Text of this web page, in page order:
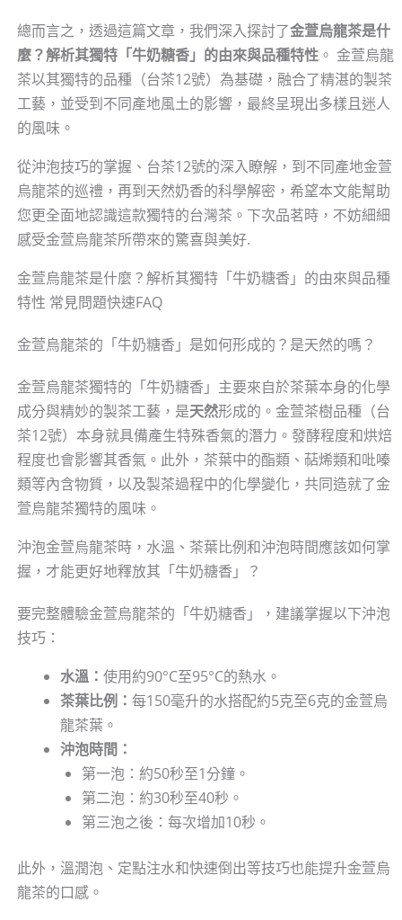
總而言之，透過這篇文章，我們深入探討了金萱烏龍茶是什
麼？解析其獨特「牛奶糖香」的由來與品種特性。 金萱烏龍
茶以其獨特的品種（台茶12號）為基礎，融合了精湛的製茶
工藝，並受到不同產地風土的影響，最終呈現出多樣且迷人
的風味。
從沖泡技巧的掌握、台茶12號的深入瞭解，到不同產地金萱
烏龍茶的巡禮，再到天然奶香的科學解密，希望本文能幫助
您更全面地認識這款獨特的台灣茶。下次品茗時，不妨細細
感受金萱烏龍茶所帶來的驚喜與美好.
金萱烏龍茶是什麼？解析其獨特「牛奶糖香」的由來與品種
特性 常見問題快速FAQ
金萱烏龍茶的「牛奶糖香」是如何形成的？是天然的嗎？
金萱烏龍茶獨特的「牛奶糖香」主要來自於茶葉本身的化學
成分與精妙的製茶工藝，是天然形成的。金萱茶樹品種（台
茶12號）本身就具備產生特殊香氣的潛力。發酵程度和烘焙
程度也會影響其香氣。此外，茶葉中的酯類、萜烯類和吡嗪
類等內含物質，以及製茶過程中的化學變化，共同造就了金
萱烏龍茶獨特的風味。
沖泡金萱烏龍茶時，水溫、茶葉比例和沖泡時間應該如何掌
握，才能更好地釋放其「牛奶糖香」？
要完整體驗金萱烏龍茶的「牛奶糖香」，建議掌握以下沖泡
技巧：
水溫： 使用約90°C至95°C的熱水。
茶葉比例： 每150毫升的水搭配約5克至6克的金萱烏
龍茶葉。
沖泡時間：
第一泡：約50秒至1分鐘。
第二泡：約30秒至40秒。
第三泡之後：每次增加10秒。
此外，溫潤泡、定點注水和快速倒出等技巧也能提升金萱烏
龍茶的口感。